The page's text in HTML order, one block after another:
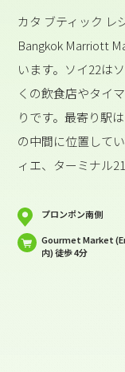
カタ ブティック レ
Bangkok Marriott
います。ソイ22は
くの飲食店やタイ
りです。最寄り駅
の中間に位置して
ィエ、ターミナル
プロンポン南側
Gourmet Market
内) 徒歩 4分